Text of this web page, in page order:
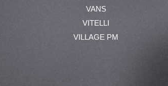
VANS
VITELLI
VILLAGE PM